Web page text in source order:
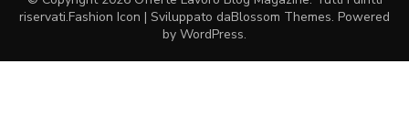
riservati.Fashion Icon | Sviluppato daBlossom Themes. Powered
by WordPress.